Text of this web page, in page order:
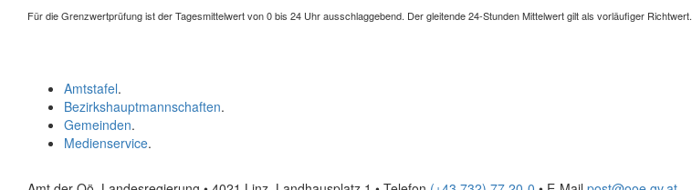
Für die Grenzwertprüfung ist der Tagesmittelwert von 0 bis 24 Uhr ausschlaggebend. Der gleitende 24-Stunden Mittelwert gilt als vorläufiger Richtwert.
Amtstafel.
Bezirkshauptmannschaften.
Gemeinden.
Medienservice.